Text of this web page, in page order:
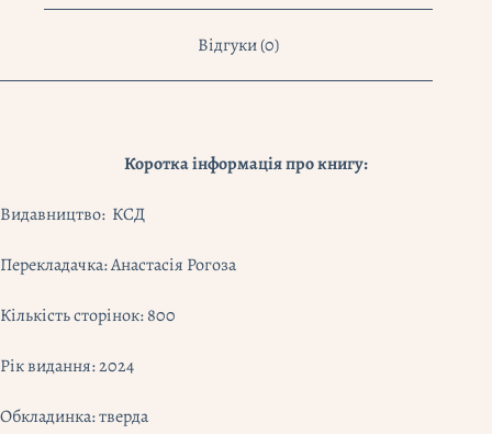
Відгуки (0)
Коротка інформація про книгу:
Видавництво: КСД
Перекладачка: Анастасія Рогоза
Кількість сторінок: 800
Рік видання: 2024
Обкладинка: тверда